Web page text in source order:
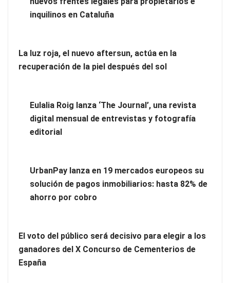
en Majadahonda
inquilinos en Cataluña
La luz roja, el nuevo aftersun, actúa en la
recuperación de la piel después del sol
Eulalia Roig lanza ‘The Journal’, una revista
digital mensual de entrevistas y fotografía
editorial
UrbanPay lanza en 19 mercados europeos su
solución de pagos inmobiliarios: hasta 82% de
ahorro por cobro
El voto del público será decisivo para elegir a los
ganadores del X Concurso de Cementerios de
España